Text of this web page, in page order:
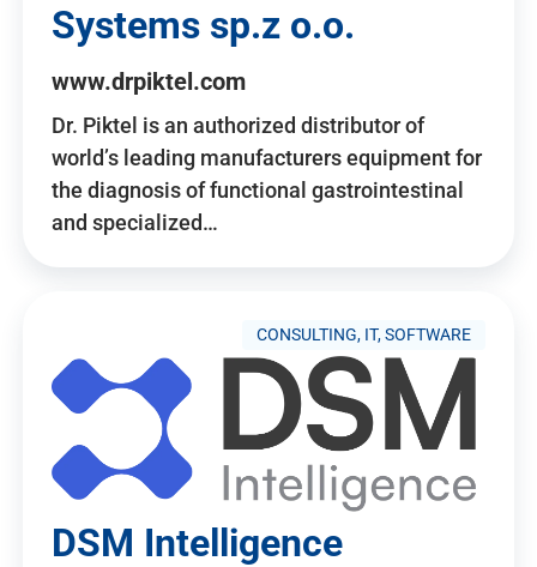
Systems sp.z o.o.
www.drpiktel.com
Dr. Piktel is an authorized distributor of
world’s leading manufacturers equipment for
the diagnosis of functional gastrointestinal
and specialized…
CONSULTING, IT, SOFTWARE
DSM Intelligence